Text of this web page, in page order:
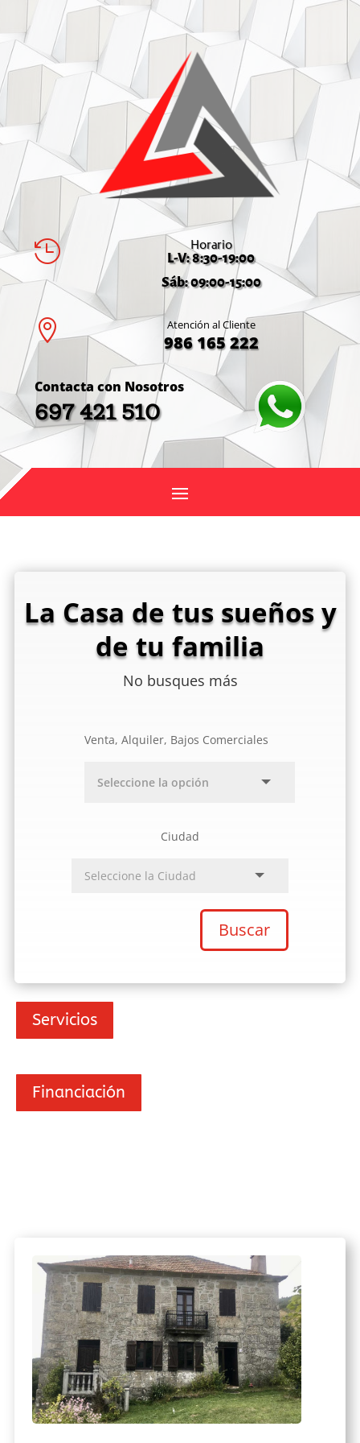
 Horario
L-V: 8:30-19:00
Sáb: 09:00-15:00
 Atención al Cliente
986 165 222
Contacta con Nosotros
697 421 510
La Casa de tus sueños y
de tu familia
No busques más
Venta, Alquiler, Bajos Comerciales
Ciudad
Buscar
Servicios
Financiación